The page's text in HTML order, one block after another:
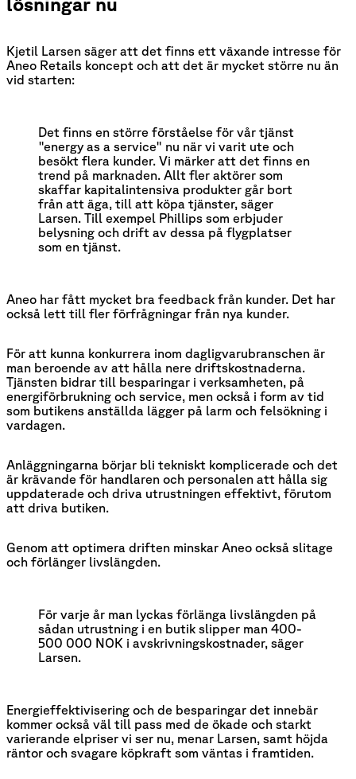
Kjetil Larsen säger att det finns ett växande intresse för
Aneo Retails koncept och att det är mycket större nu än
vid starten:
Det finns en större förståelse för vår tjänst
"energy as a service" nu när vi varit ute och
besökt flera kunder. Vi märker att det finns en
trend på marknaden. Allt fler aktörer som
skaffar kapitalintensiva produkter går bort
från att äga, till att köpa tjänster, säger
Larsen. Till exempel Phillips som erbjuder
belysning och drift av dessa på flygplatser
som en tjänst.
Aneo har fått mycket bra feedback från kunder. Det har
också lett till fler förfrågningar från nya kunder.
För att kunna konkurrera inom dagligvarubranschen är
man beroende av att hålla nere driftskostnaderna.
Tjänsten bidrar till besparingar i verksamheten, på
energiförbrukning och service, men också i form av tid
som butikens anställda lägger på larm och felsökning i
vardagen.
Anläggningarna börjar bli tekniskt komplicerade och det
är krävande för handlaren och personalen att hålla sig
uppdaterade och driva utrustningen effektivt, förutom
att driva butiken.
Genom att optimera driften minskar Aneo också slitage
och förlänger livslängden.
För varje år man lyckas förlänga livslängden på
sådan utrustning i en butik slipper man 400-
500 000 NOK i avskrivningskostnader, säger
Larsen.
Energieffektivisering och de besparingar det innebär
kommer också väl till pass med de ökade och starkt
varierande elpriser vi ser nu, menar Larsen, samt höjda
räntor och svagare köpkraft som väntas i framtiden.